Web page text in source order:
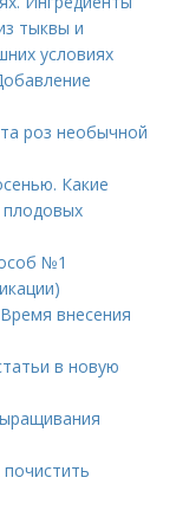
тыквы и
условиях
роз необычной
Какие
плодовых
№1
внесения
в новую
почистить